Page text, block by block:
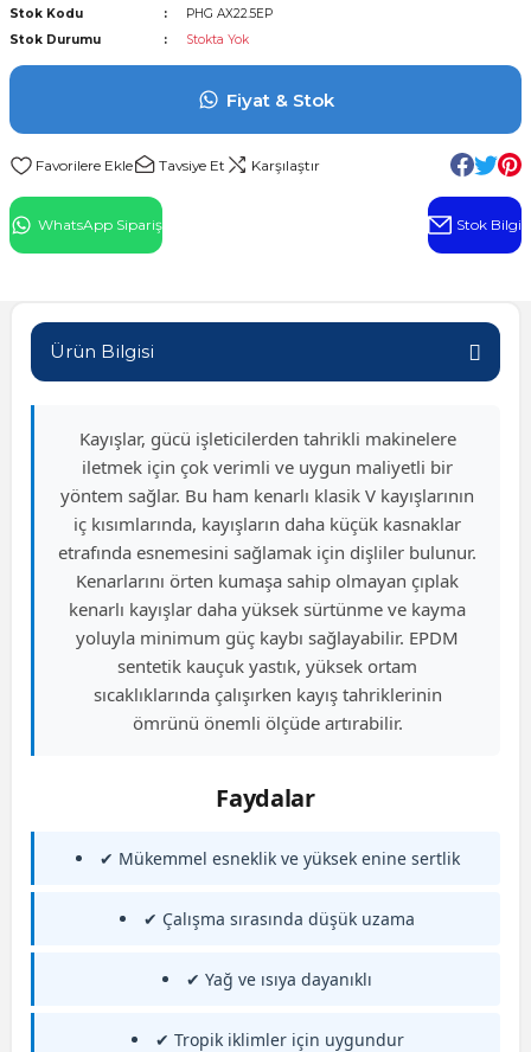
Rulman
Stok Kodu
PHG AX22.5EP
Stok Durumu
Stokta Yok
Fiyat & Stok
Tavsiye Et Karşılaştır
WhatsApp Sipariş Stok Bilgi
Ürün Bilgisi
Kayışlar, gücü işleticilerden tahrikli makinelere
iletmek için çok verimli ve uygun maliyetli bir
yöntem sağlar. Bu ham kenarlı klasik V kayışlarının
iç kısımlarında, kayışların daha küçük kasnaklar
etrafında esnemesini sağlamak için dişliler bulunur.
Kenarlarını örten kumaşa sahip olmayan çıplak
kenarlı kayışlar daha yüksek sürtünme ve kayma
yoluyla minimum güç kaybı sağlayabilir. EPDM
sentetik kauçuk yastık, yüksek ortam
sıcaklıklarında çalışırken kayış tahriklerinin
ömrünü önemli ölçüde artırabilir.
Faydalar
✔ Mükemmel esneklik ve yüksek enine sertlik
✔ Çalışma sırasında düşük uzama
✔ Yağ ve ısıya dayanıklı
✔ Tropik iklimler için uygundur